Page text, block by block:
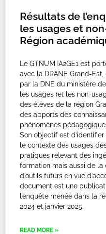
Résultats de
les usages et
Région
Le GTNUM IA2GE1 est
avec la DRANE Grand-
par la DNE du ministère
les usages (et les non-
des élèves de la région
des apports des
phénomènes
Son objectif est
le contexte des usages
pratiques relevant des
formation mais aussi de
d’outils futurs en vue
document est une
l’enquête menée dans la
2024 et janvier 2025.
READ MORE »